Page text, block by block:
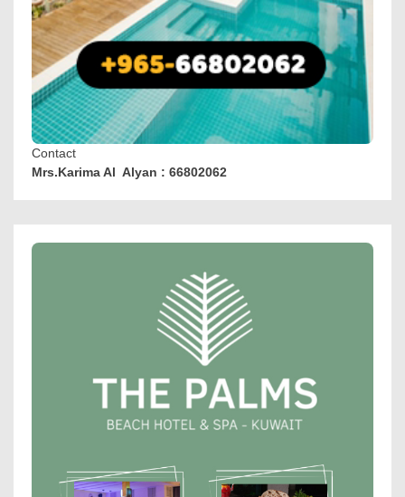
Contact
Mrs.Karima Al Alyan : 66802062